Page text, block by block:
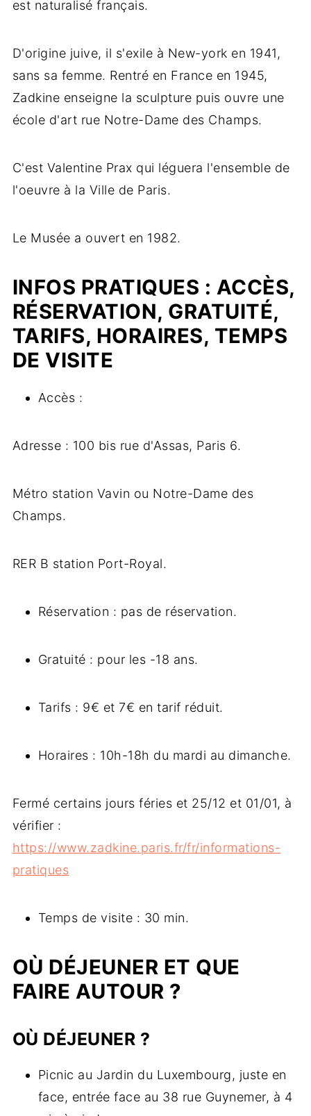
est naturalisé français.
D'origine juive, il s'exile à New-york en 1941,
sans sa femme. Rentré en France en 1945,
Zadkine enseigne la sculpture puis ouvre une
école d'art rue Notre-Dame des Champs.
C'est Valentine Prax qui léguera l'ensemble de
l'oeuvre à la Ville de Paris.
Le Musée a ouvert en 1982.
INFOS PRATIQUES : ACCÈS,
RÉSERVATION, GRATUITÉ,
TARIFS, HORAIRES, TEMPS
DE VISITE
Accès :
Adresse : 100 bis rue d'Assas, Paris 6.
Métro station Vavin ou Notre-Dame des
Champs.
RER B station Port-Royal.
Réservation : pas de réservation.
Gratuité : pour les -18 ans.
Tarifs : 9€ et 7€ en tarif réduit.
Horaires : 10h-18h du mardi au dimanche.
Fermé certains jours féries et 25/12 et 01/01, à
vérifier :
https://www.zadkine.paris.fr/fr/informations-
pratiques
Temps de visite : 30 min.
OÙ DÉJEUNER ET QUE
FAIRE AUTOUR ?
OÙ DÉJEUNER ?
Picnic au Jardin du Luxembourg, juste en
face, entrée face au 38 rue Guynemer, à 4